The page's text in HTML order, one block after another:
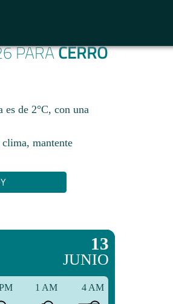
PARACERRO
de 2°C, con una
mantente
13
JUNIO
1 AM 4 AM